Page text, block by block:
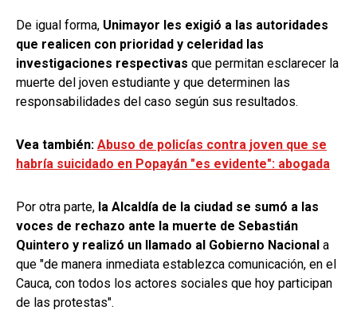
De igual forma, Unimayor les exigió a las autoridades
que realicen con prioridad y celeridad las
investigaciones respectivas que permitan esclarecer la
muerte del joven estudiante y que determinen las
responsabilidades del caso según sus resultados.
Vea también: Abuso de policías contra joven que se
habría suicidado en Popayán "es evidente": abogada
Por otra parte, la Alcaldía de la ciudad se sumó a las
voces de rechazo ante la muerte de Sebastián
Quintero y realizó un llamado al Gobierno Nacional a
que "de manera inmediata establezca comunicación, en el
Cauca, con todos los actores sociales que hoy participan
de las protestas".